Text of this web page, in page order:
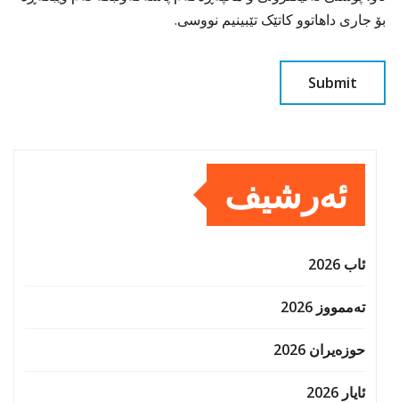
بۆ جاری داهاتوو کاتێک تێبینیم نووسی.
ئەرشیف
ئاب 2026
تەممووز 2026
حوزه‌یران 2026
ئایار 2026